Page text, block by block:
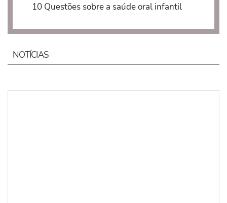
10 Questões sobre a saúde oral infantil
NOTÍCIAS